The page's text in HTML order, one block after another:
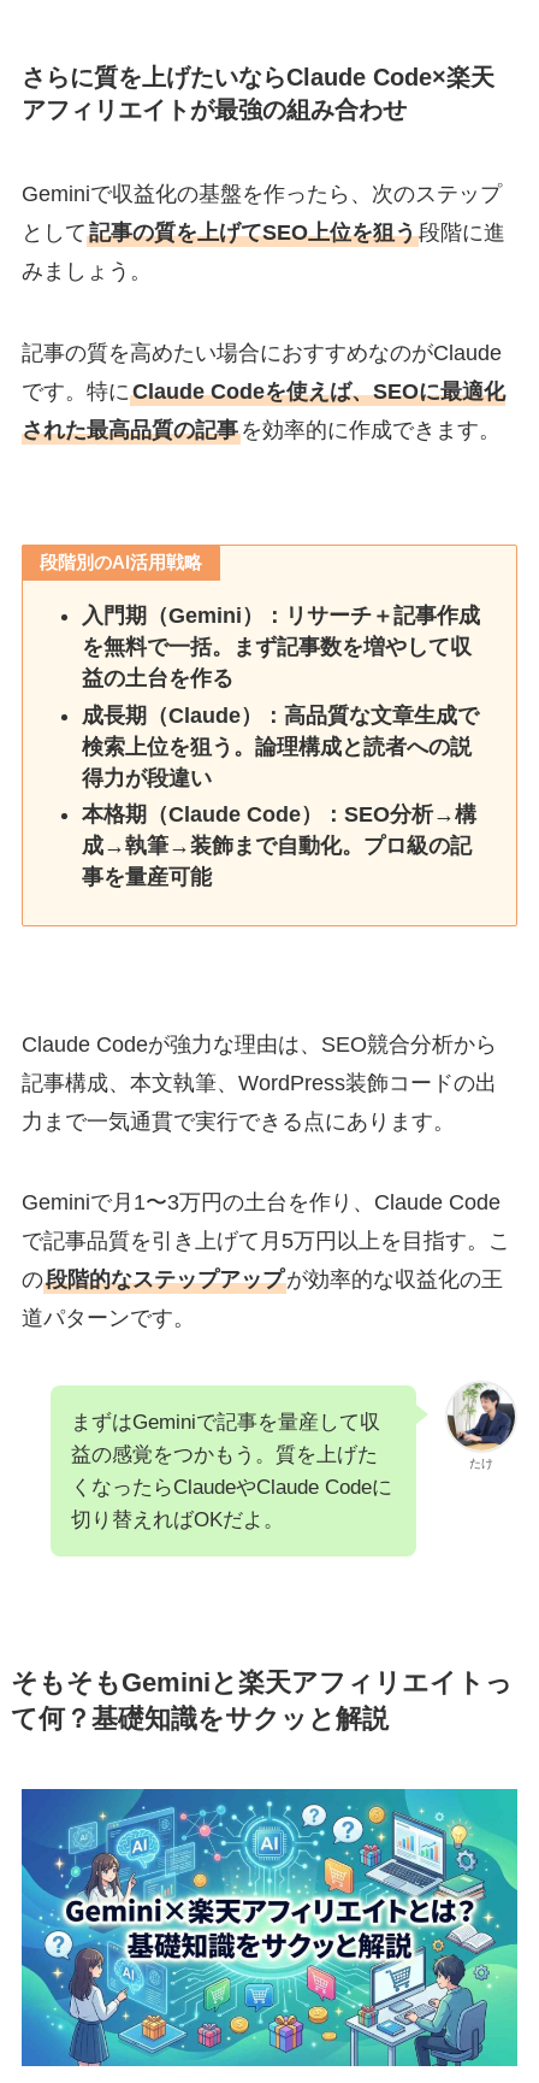
さらに質を上げたいならClaude Code×楽天
アフィリエイトが最強の組み合わせ
Geminiで収益化の基盤を作ったら、次のステップ
として記事の質を上げてSEO上位を狙う段階に進
みましょう。
記事の質を高めたい場合におすすめなのがClaude
です。特にClaude Codeを使えば、SEOに最適化
された最高品質の記事を効率的に作成できます。
段階別のAI活用戦略
入門期（Gemini）：リサーチ＋記事作成
を無料で一括。まず記事数を増やして収
益の土台を作る
成長期（Claude）：高品質な文章生成で
検索上位を狙う。論理構成と読者への説
得力が段違い
本格期（Claude Code）：SEO分析→構
成→執筆→装飾まで自動化。プロ級の記
事を量産可能
Claude Codeが強力な理由は、SEO競合分析から
記事構成、本文執筆、WordPress装飾コードの出
力まで一気通貫で実行できる点にあります。
Geminiで月1〜3万円の土台を作り、Claude Code
で記事品質を引き上げて月5万円以上を目指す。こ
の段階的なステップアップが効率的な収益化の王
道パターンです。
たけ
まずはGeminiで記事を量産して収
益の感覚をつかもう。質を上げた
くなったらClaudeやClaude Codeに
切り替えればOKだよ。
そもそもGeminiと楽天アフィリエイトっ
て何？基礎知識をサクッと解説